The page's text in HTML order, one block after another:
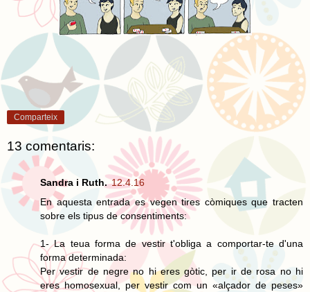
Comparteix
13 comentaris:
Sandra i Ruth. 12.4.16
En aquesta entrada es vegen tires còmiques que tracten
sobre els tipus de consentiments:
1- La teua forma de vestir t'obliga a comportar-te d'una
forma determinada:
Per vestir de negre no hi eres gòtic, per ir de rosa no hi
eres homosexual, per vestir com un «alçador de peses»